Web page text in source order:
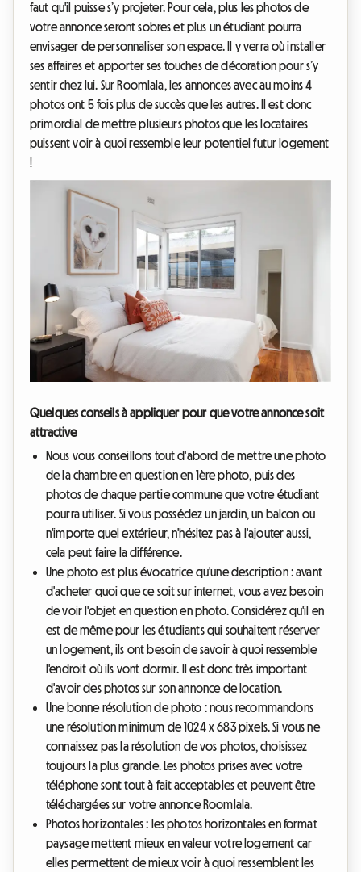
faut qu'il puisse s’y projeter. Pour cela, plus les photos de
votre annonce seront sobres et plus un étudiant pourra
envisager de personnaliser son espace. Il y verra où installer
ses affaires et apporter ses touches de décoration pour s’y
sentir chez lui. Sur Roomlala, les annonces avec au moins 4
photos ont 5 fois plus de succès que les autres. Il est donc
primordial de mettre plusieurs photos que les locataires
puissent voir à quoi ressemble leur potentiel futur logement
!
Quelques conseils à appliquer pour que votre annonce soit
attractive
Nous vous conseillons tout d'abord de mettre une photo
de la chambre en question en 1ère photo, puis des
photos de chaque partie commune que votre étudiant
pourra utiliser. Si vous possédez un jardin, un balcon ou
n'importe quel extérieur, n'hésitez pas à l'ajouter aussi,
cela peut faire la différence.
Une photo est plus évocatrice qu'une description : avant
d'acheter quoi que ce soit sur internet, vous avez besoin
de voir l'objet en question en photo. Considérez qu'il en
est de même pour les étudiants qui souhaitent réserver
un logement, ils ont besoin de savoir à quoi ressemble
l'endroit où ils vont dormir. Il est donc très important
d'avoir des photos sur son annonce de location.
Une bonne résolution de photo : nous recommandons
une résolution minimum de 1024 x 683 pixels. Si vous ne
connaissez pas la résolution de vos photos, choisissez
toujours la plus grande. Les photos prises avec votre
téléphone sont tout à fait acceptables et peuvent être
téléchargées sur votre annonce Roomlala.
Photos horizontales : les photos horizontales en format
paysage mettent mieux en valeur votre logement car
elles permettent de mieux voir à quoi ressemblent les